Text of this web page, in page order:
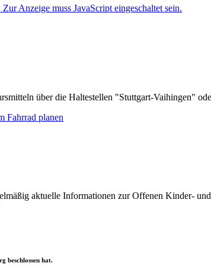
Anzeige muss JavaScript eingeschaltet sein.
über die Haltestellen "Stuttgart-Vaihingen"
Fahrrad planen
aktuelle Informationen zurOffenen Kinder-
beschlossen hat.